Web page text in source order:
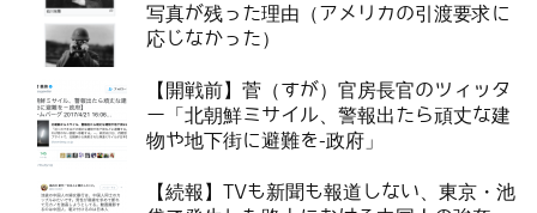
写真が残った理由（アメリカの引渡要求に
応じなかった）
【開戦前】菅（すが）官房長官のツィッタ
ー「北朝鮮ミサイル、警報出たら頑丈な建
物や地下街に避難を-政府」
【続報】TVも新聞も報道しない、東京・池